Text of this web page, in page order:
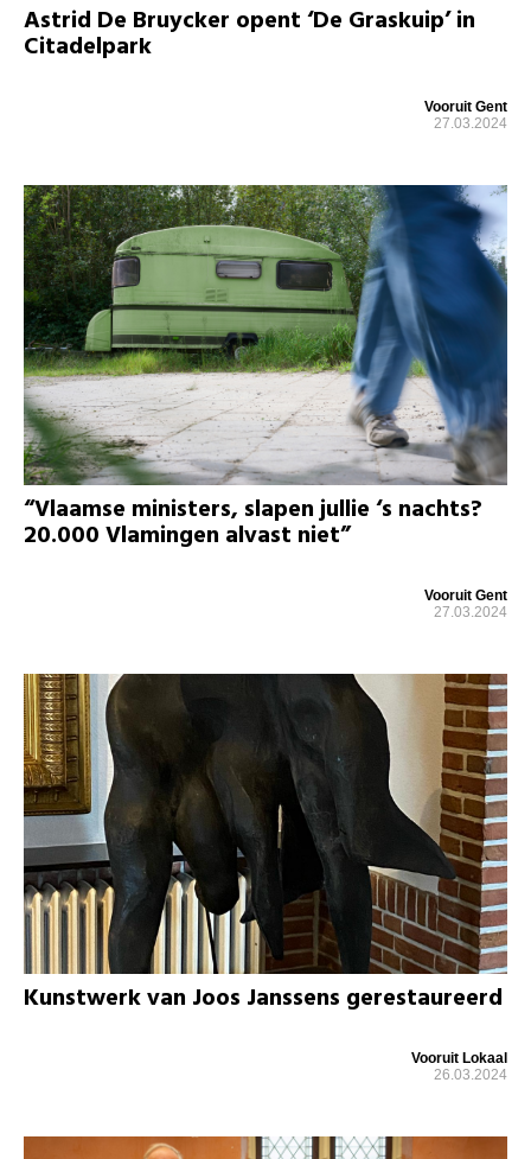
Astrid De Bruycker opent ‘De Graskuip’ in
Citadelpark
Vooruit Gent
27.03.2024
“Vlaamse ministers, slapen jullie ‘s nachts?
20.000 Vlamingen alvast niet”
Vooruit Gent
27.03.2024
Kunstwerk van Joos Janssens gerestaureerd
Vooruit Lokaal
26.03.2024